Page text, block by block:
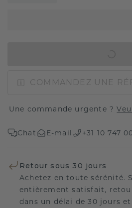
COMMANDEZ UNE
Une commande urgente ?
Chat E-mail +31 10 747
Retour sous 30 jours
Achetez en toute sérénité.
entièrement satisfait,
dans un délai de 30 jours